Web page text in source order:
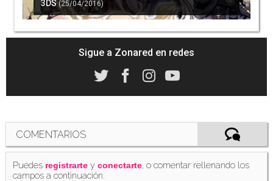
Ya disponible un nostálgico tema para 3DS
inspirado en 'Super Mario Bros.' de Famicom
(02/11/2015)
Las ventas de Nintendo 3DS han caído un 30%
este año en Japón
3DS (25/04/2016)
Sigue a Zonared en redes
COMENTARIOS
Puedes registrarte yconectarte, o comentar rellenando los
campos a continuación.